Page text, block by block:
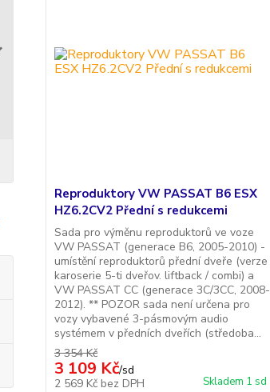
Reproduktory VW PASSAT B6 ESX
HZ6.2CV2 Přední s redukcemi
Sada pro výměnu reproduktorů ve voze
VW PASSAT (generace B6, 2005-2010) -
umístění reproduktorů přední dveře (verze
karoserie 5-ti dveřov. liftback / combi) a
VW PASSAT CC (generace 3C/3CC, 2008-
2012). ** POZOR sada není určena pro
vozy vybavené 3-pásmovým audio
systémem v předních dveřích (středoba...
3 354 Kč
3 109 Kč/sd
2 569 Kč bez DPH Skladem 1 sd